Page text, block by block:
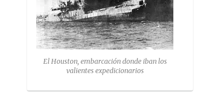
El Houston, embarcación donde iban los
valientes expedicionarios